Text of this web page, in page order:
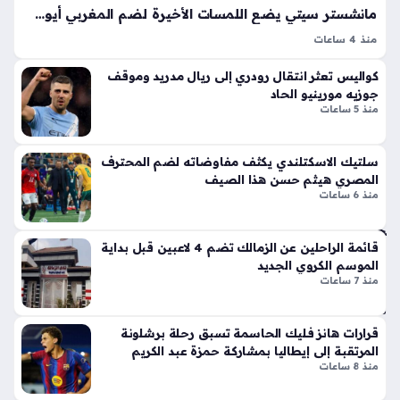
ق
أيق
ونت
ها
الج
ذا
ت
ني
شر
أس
طو
انة
ونا
قل
سا
عتي
ن
تد
ن
خ
ط
ح
ن
بح
ري
مبا
شر
يرب
ط
مانشستر سيتي يضع اللمسات الأخيرة لضم المغربي أيوب بوعدي بصفقة قياسية ضخمة
منذ 4 ساعات
ستغير موازين القوى داخل الدوري الإنجليزي الممتاز، حيث تسعى
إدارة النادي لحسم هذا التعاقد الضخم الذي تصل قيمته إلى 100…
كواليس تعثر انتقال رودري إلى ريال مدريد وموقف
جوزيه مورينيو الحاد
منذ 5 ساعات
سلتيك الاسكتلندي يكثف مفاوضاته لضم المحترف
المصري هيثم حسن هذا الصيف
منذ 6 ساعات
قائمة الراحلين عن الزمالك تضم 4 لاعبين قبل بداية
الموسم الكروي الجديد
منذ 7 ساعات
قرارات هانز فليك الحاسمة تسبق رحلة برشلونة
المرتقبة إلى إيطاليا بمشاركة حمزة عبد الكريم
منذ 8 ساعات